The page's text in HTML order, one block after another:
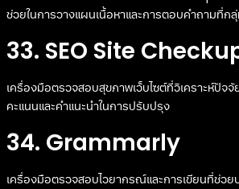
ช่วยในการวางแผนเนื้อหาและการตอบคำถามที่กลุ่
33. SEO Site
เครื่องมือตรวจสอบสุขภาพเว็บไซต์ที่วิเคราะห์ปัจ
คะแนนและคำแนะนำในการปรับปรุง
34. Grammarly
เครื่องมือตรวจสอบไวยากรณ์และการเขียนที่ช่ว